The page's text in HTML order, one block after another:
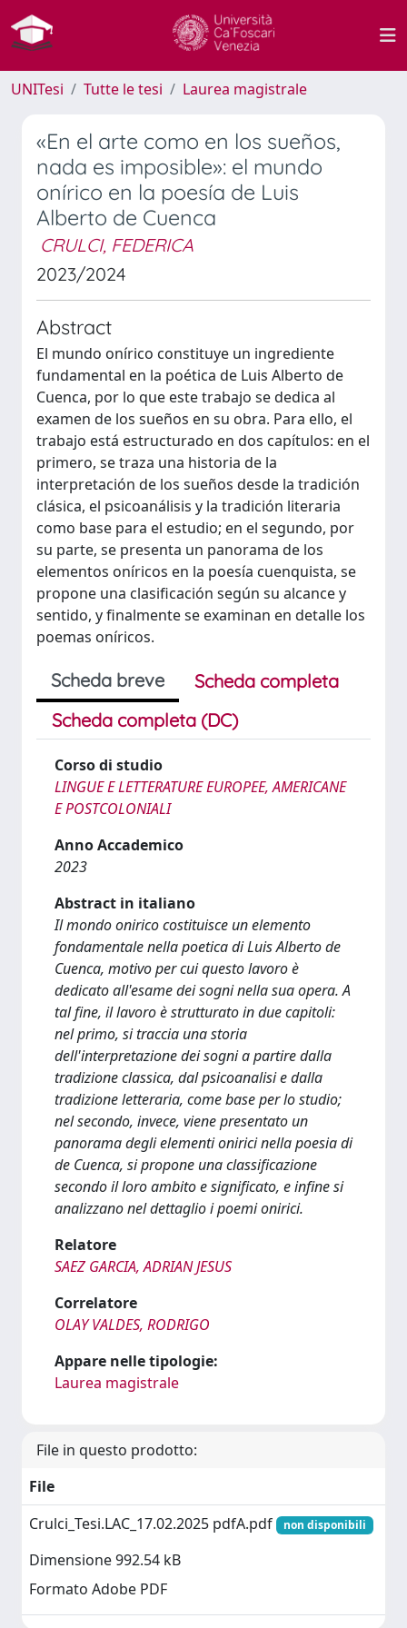
UNITesi Tutte le tesi Laurea magistrale
«En el arte como en los sueños,
nada es imposible»: el mundo
onírico en la poesía de Luis
Alberto de Cuenca
CRULCI, FEDERICA
2023/2024
Abstract
El mundo onírico constituye un ingrediente
fundamental en la poética de Luis Alberto de
Cuenca, por lo que este trabajo se dedica al
examen de los sueños en su obra. Para ello, el
trabajo está estructurado en dos capítulos: en el
primero, se traza una historia de la
interpretación de los sueños desde la tradición
clásica, el psicoanálisis y la tradición literaria
como base para el estudio; en el segundo, por
su parte, se presenta un panorama de los
elementos oníricos en la poesía cuenquista, se
propone una clasificación según su alcance y
sentido, y finalmente se examinan en detalle los
poemas oníricos.
Scheda breve
Scheda completa
Scheda completa (DC)
Corso di studio
LINGUE E LETTERATURE EUROPEE, AMERICANE
E POSTCOLONIALI
Anno Accademico
2023
Abstract in italiano
Il mondo onirico costituisce un elemento
fondamentale nella poetica di Luis Alberto de
Cuenca, motivo per cui questo lavoro è
dedicato all'esame dei sogni nella sua opera. A
tal fine, il lavoro è strutturato in due capitoli:
nel primo, si traccia una storia
dell'interpretazione dei sogni a partire dalla
tradizione classica, dal psicoanalisi e dalla
tradizione letteraria, come base per lo studio;
nel secondo, invece, viene presentato un
panorama degli elementi onirici nella poesia di
de Cuenca, si propone una classificazione
secondo il loro ambito e significato, e infine si
analizzano nel dettaglio i poemi onirici.
Relatore
SAEZ GARCIA, ADRIAN JESUS
Correlatore
OLAY VALDES, RODRIGO
Appare nelle tipologie:
Laurea magistrale
File in questo prodotto:
File
Crulci_Tesi.LAC_17.02.2025 pdfA.pdf
non disponibili
Dimensione 992.54 kB
Formato Adobe PDF